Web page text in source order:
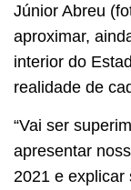
Júnior Abreu
aproximar,
interior do
realidade de
“Vai ser
apresentar
2021 e explicar